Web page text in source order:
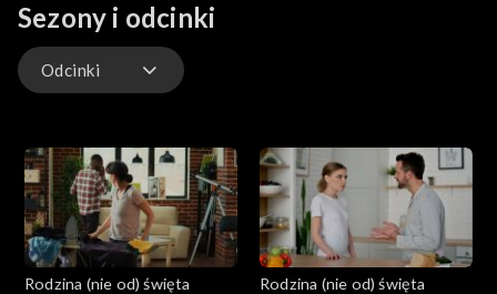
którym wraz z rodzicami dzieci młodszych i nastolatków
zastanówmy się ile prywatności powinno mieć dziecko.
Sezony i odcinki
Odcinki
Rodzina (nie od) święta
Rodzina (nie od) święta